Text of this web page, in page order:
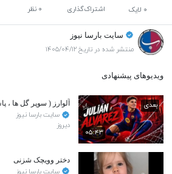
اشتراک‌گذاری ۰ نظر ۰ لایک
سایت بارسا نیوز
منتشر شده در تاریخ ۱۴۰۵/۰۴/۱۲
ویدیوهای پیشنهادی
۰۵:۴۳
بعدی آلوارز ( سوپر گل ها ،
سایت بارسا نیوز
دیروز
دختر وویچک شزنی
سایت بارسا نیوز